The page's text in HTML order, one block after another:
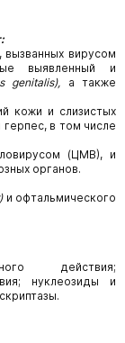
вирусом
выявленный и
genitalis), а также
кожи и слизистых
в том числе
(ЦМВ), и
органов.
)и офтальмического
действия;
нуклеозиды и